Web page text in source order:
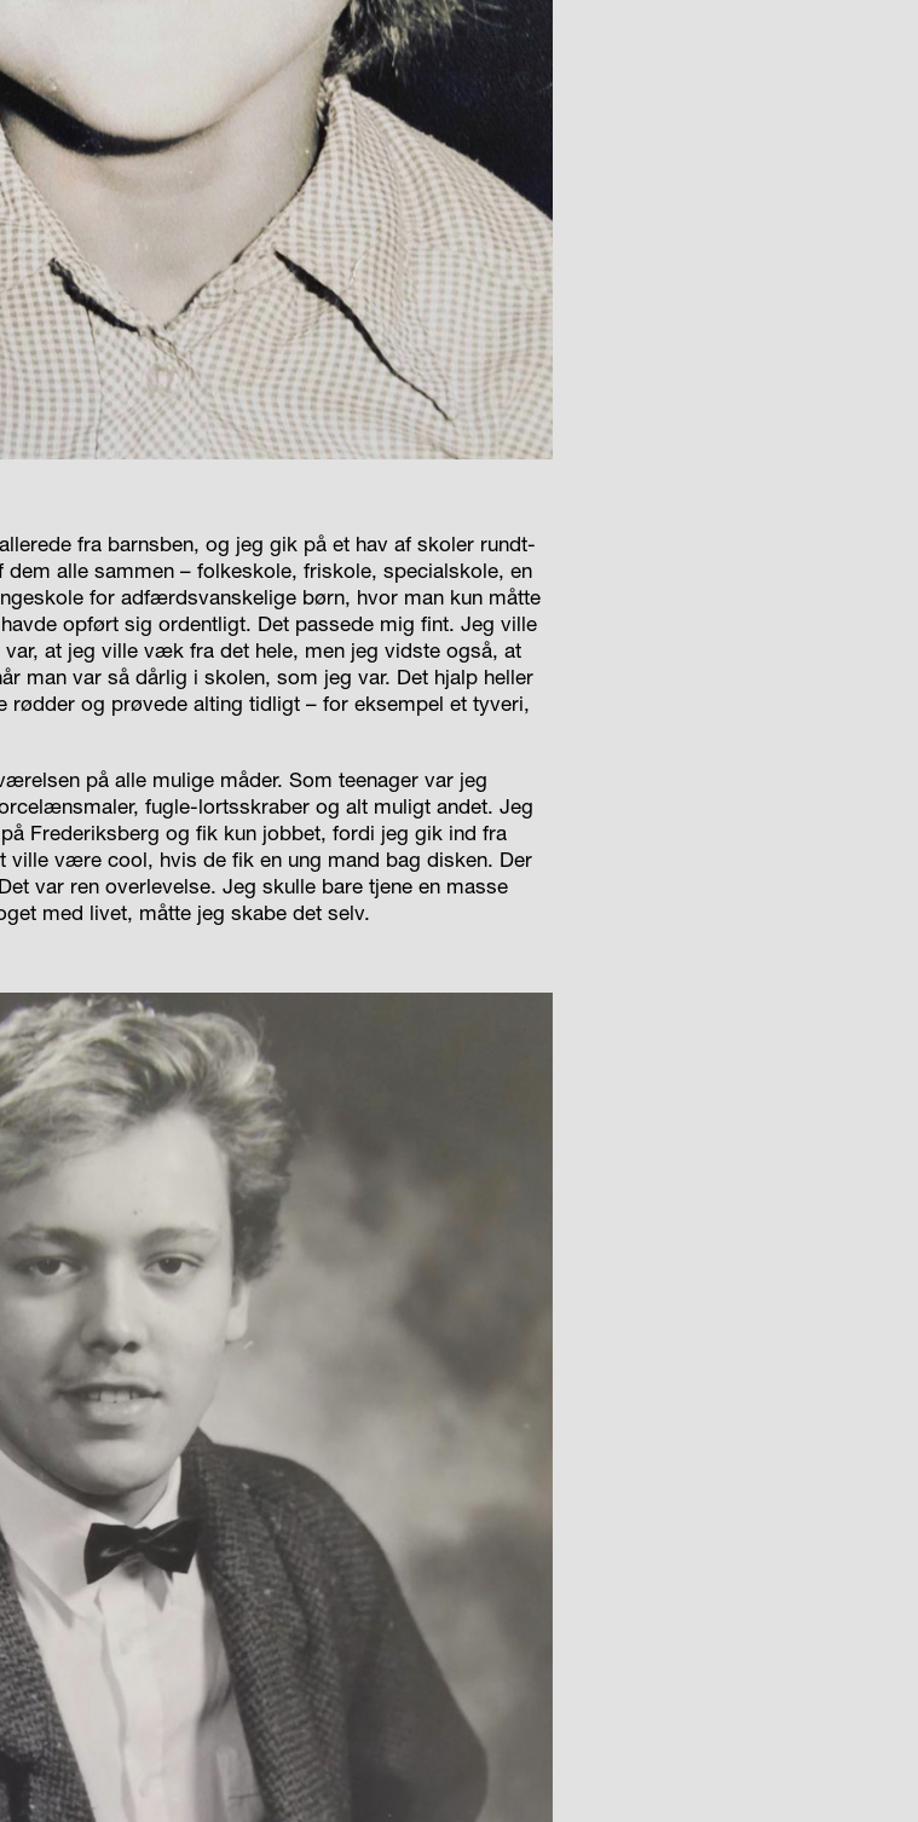
fra barnsben, og jeg gik på et hav af skoler rundt-
alle sammen – folkeskole, friskole, specialskole, en
for adfærdsvanskelige børn, hvor man kun måtte
opført sig ordentligt. Det passede mig fint. Jeg ville
at jeg ville væk fra det hele, men jeg vidste også, at
man var så dårlig i skolen, som jeg var. Det hjalp heller
rødder og prøvede alting tidligt – for eksempel et tyveri,
på alle mulige måder. Som teenager var jeg
fugle-lortsskraber og alt muligt andet. Jeg
Frederiksberg og fik kun jobbet, fordi jeg gik ind fra
ville være cool, hvis de fik en ung mand bag disken. Der
var ren overlevelse. Jeg skulle bare tjene en masse
med livet, måtte jeg skabe det selv.